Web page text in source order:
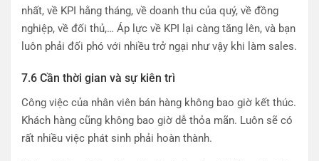
nhất, về KPI hằng tháng, về doanh thu của quý, về đồng
nghiệp, về đối thủ,… Áp lực về KPI lại càng tăng lên, và bạn
luôn phải đối phó với nhiều trở ngại như vậy khi làm sales.
7.6 Cần thời gian và sự kiên trì
Công việc của nhân viên bán hàng không bao giờ kết thúc.
Khách hàng cũng không bao giờ dễ thỏa mãn. Luôn sẽ có
rất nhiều việc phát sinh phải hoàn thành.